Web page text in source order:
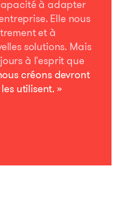
à adapter
Elle nous
et à
solutions. Mais
à l'esprit que
créons devront
utilisent. »